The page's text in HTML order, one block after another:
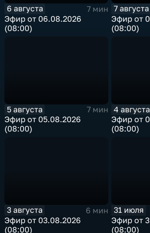
6 августа
7 мин
Эфир от 06.08.2026
(08:00)
7 августа
Эфир от
(08:00)
5 августа
7 мин
Эфир от 05.08.2026
(08:00)
4 августа
Эфир от
(08:00)
3 августа
6 мин
Эфир от 03.08.2026
(08:00)
31 июля
Эфир от
(08:00)